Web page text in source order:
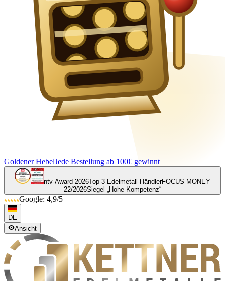
Goldener HebelJede Bestellung ab 100€ gewinnt
ntv-Award 2026Top 3 Edelmetall-HändlerFOCUS MONEY
22/2026Siegel „Hohe Kompetenz“
Google: 4,9/5
DE
Ansicht